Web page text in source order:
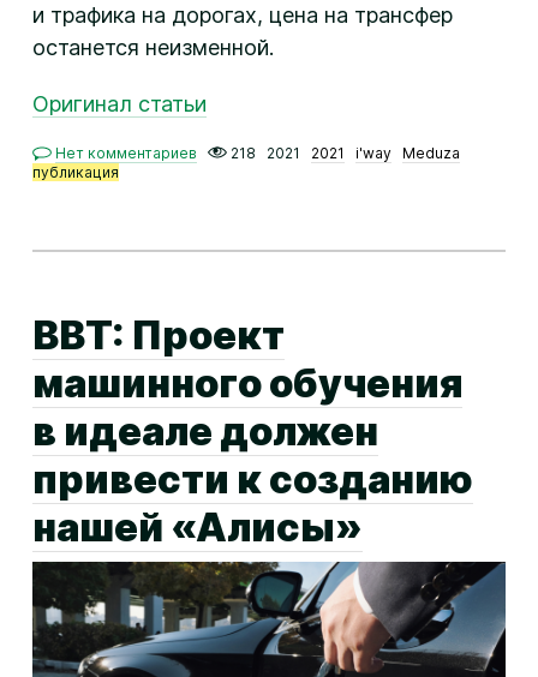
и трафика на дорогах, цена на трансфер
останется неизменной.
Оригинал статьи
Нет комментариев 218 2021 2021 i'way
Meduza
публикация
BBT: Проект
машинного обучения
в идеале должен
привести к созданию
нашей «Алисы»